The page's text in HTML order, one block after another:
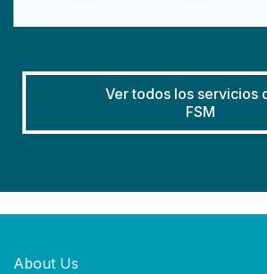
Ver todos los servicios
FSM
About Us